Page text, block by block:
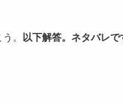
。
以下解答。ネタバレで